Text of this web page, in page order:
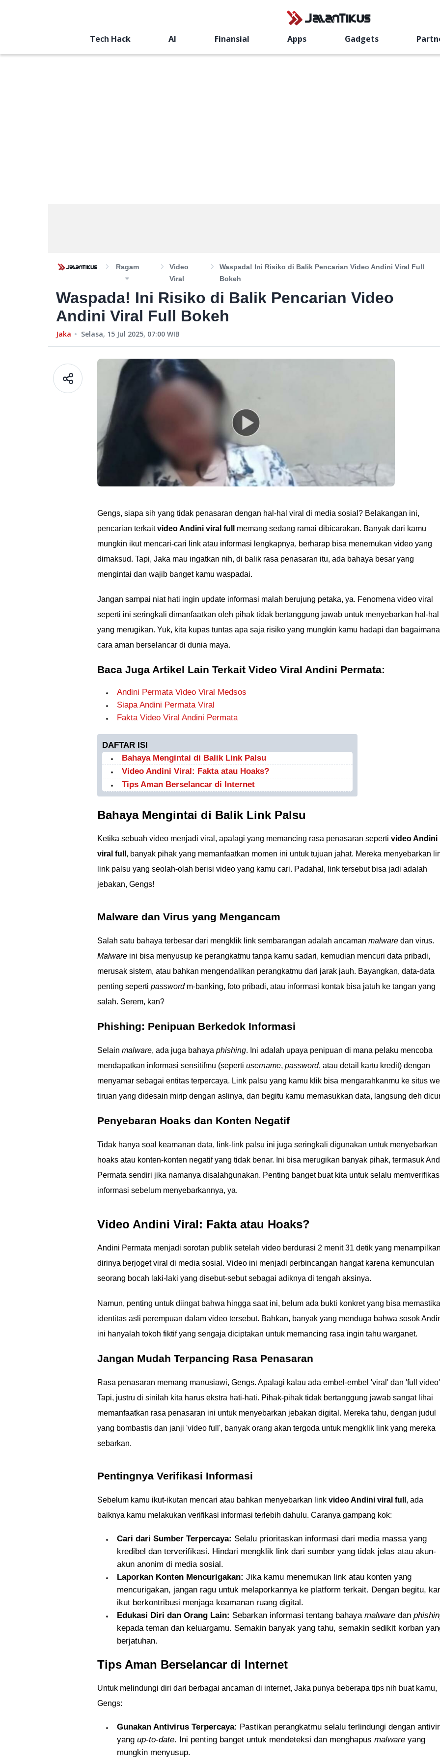
Tech Hack AI Finansial Apps Gadgets
Ragam
Video
Viral
Waspada! Ini Risiko di Balik Pencarian Video Andini Viral Full
Bokeh
Waspada! Ini Risiko di Balik Pencarian Video
Andini Viral Full Bokeh
Jaka Selasa, 15 Jul 2025, 07:00 WIB
Gengs, siapa sih yang tidak penasaran dengan hal-hal viral di media sosial? Belakangan ini,
pencarian terkaitvideo Andini viral full
memang sedang ramai dibicarakan. Banyak dari kamu
mungkin ikut mencari-cari link atau informasi lengkapnya, berharap bisa menemukan video yang
dimaksud. Tapi, Jaka mau ingatkan nih, di balik rasa penasaran itu, ada bahaya besar yang
mengintai dan wajib banget kamu waspadai.
Jangan sampai niat hati ingin update informasi malah berujung petaka, ya. Fenomena video viral
seperti ini seringkali dimanfaatkan oleh pihak tidak bertanggung jawab untuk menyebarkan hal-hal
yang merugikan. Yuk, kita kupas tuntas apa saja risiko yang mungkin kamu hadapi dan bagaimana
cara aman berselancar di dunia maya.
Baca Juga Artikel Lain Terkait Video Viral Andini Permata:
Andini Permata Video Viral Medsos
Siapa Andini Permata Viral
Fakta Video Viral Andini Permata
DAFTAR ISI
Bahaya Mengintai di Balik Link Palsu
Video Andini Viral: Fakta atau Hoaks?
Tips Aman Berselancar di Internet
Bahaya Mengintai di Balik Link Palsu
Ketika sebuah video menjadi viral, apalagi yang memancing rasa penasaran seperti video Andini
viral full , banyak pihak yang memanfaatkan momen ini untuk tujuan jahat. Mereka menyebarkan
link palsu yang seolah-olah berisi video yang kamu cari. Padahal, link tersebut bisa jadi adalah
jebakan, Gengs!
Malware dan Virus yang Mengancam
Salah satu bahaya terbesar dari mengklik link sembarangan adalah ancaman malware dan virus.
Malware ini bisa menyusup ke perangkatmu tanpa kamu sadari, kemudian mencuri data pribadi,
merusak sistem, atau bahkan mengendalikan perangkatmu dari jarak jauh. Bayangkan, data-data
penting seperti passwordm-banking, foto pribadi, atau informasi kontak bisa jatuh ke tangan yang
salah. Serem, kan?
Phishing: Penipuan Berkedok Informasi
Selain malware, ada juga bahaya phishing. Ini adalah upaya penipuan di mana pelaku mencoba
mendapatkan informasi sensitifmu (seperti username, password, atau detail kartu kredit) dengan
menyamar sebagai entitas terpercaya. Link palsu yang kamu klik bisa mengarahkanmu ke situs
tiruan yang didesain mirip dengan aslinya, dan begitu kamu memasukkan data, langsung deh
Penyebaran Hoaks dan Konten Negatif
Tidak hanya soal keamanan data, link-link palsu ini juga seringkali digunakan untuk menyebarkan
hoaks atau konten-konten negatif yang tidak benar. Ini bisa merugikan banyak pihak, termasuk
Permata sendiri jika namanya disalahgunakan. Penting banget buat kita untuk selalu
informasi sebelum menyebarkannya, ya.
Video Andini Viral: Fakta atau Hoaks?
Andini Permata menjadi sorotan publik setelah video berdurasi 2 menit 31 detik yang
dirinya berjoget viral di media sosial. Video ini menjadi perbincangan hangat karena kemunculan
seorang bocah laki-laki yang disebut-sebut sebagai adiknya di tengah aksinya.
Namun, penting untuk diingat bahwa hingga saat ini, belum ada bukti konkret yang bisa
identitas asli perempuan dalam video tersebut. Bahkan, banyak yang menduga bahwa sosok
ini hanyalah tokoh fiktif yang sengaja diciptakan untuk memancing rasa ingin tahu warganet.
Jangan Mudah Terpancing Rasa Penasaran
Rasa penasaran memang manusiawi, Gengs. Apalagi kalau ada embel-embel 'viral' dan 'full
Tapi, justru di sinilah kita harus ekstra hati-hati. Pihak-pihak tidak bertanggung jawab sangat lihai
memanfaatkan rasa penasaran ini untuk menyebarkan jebakan digital. Mereka tahu, dengan judul
yang bombastis dan janji 'video full', banyak orang akan tergoda untuk mengklik link yang mereka
sebarkan.
Pentingnya Verifikasi Informasi
Sebelum kamu ikut-ikutan mencari atau bahkan menyebarkan link video Andini viral full , ada
baiknya kamu melakukan verifikasi informasi terlebih dahulu. Caranya gampang kok:
Cari dari Sumber Terpercaya: Selalu prioritaskan informasi dari media massa yang
kredibel dan terverifikasi. Hindari mengklik link dari sumber yang tidak jelas atau akun-
akun anonim di media sosial.
Laporkan Konten Mencurigakan: Jika kamu menemukan link atau konten yang
mencurigakan, jangan ragu untuk melaporkannya ke platform terkait. Dengan begitu,
ikut berkontribusi menjaga keamanan ruang digital.
Edukasi Diri dan Orang Lain: Sebarkan informasi tentang bahaya malware dan
kepada teman dan keluargamu. Semakin banyak yang tahu, semakin sedikit korban
berjatuhan.
Tips Aman Berselancar di Internet
Untuk melindungi diri dari berbagai ancaman di internet, Jaka punya beberapa tips nih buat kamu,
Gengs:
Gunakan Antivirus Terpercaya: Pastikan perangkatmu selalu terlindungi dengan
yang up-to-date. Ini penting banget untuk mendeteksi dan menghapus malware yang
mungkin menyusup.